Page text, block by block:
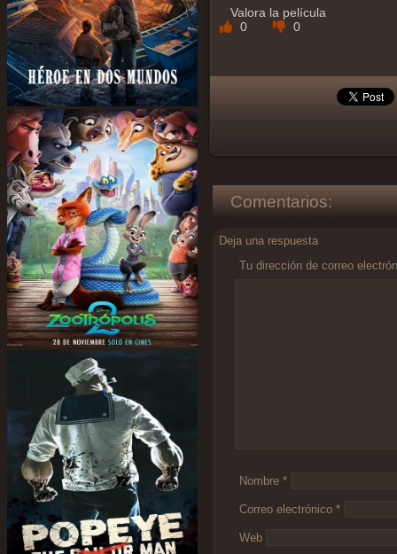
Valora la película
0
0
Comentarios:
Deja una respuesta
Tu dirección de correo
Nombre *
Correo electrónico *
Web